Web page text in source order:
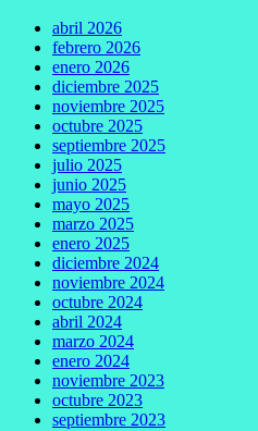
abril 2026
febrero 2026
enero 2026
diciembre 2025
noviembre 2025
octubre 2025
septiembre 2025
julio 2025
junio 2025
mayo 2025
marzo 2025
enero 2025
diciembre 2024
noviembre 2024
octubre 2024
abril 2024
marzo 2024
enero 2024
noviembre 2023
octubre 2023
septiembre 2023